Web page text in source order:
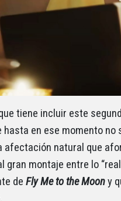
tiene incluir este
hasta en ese momento
afectación natural que
gran montaje entre lo
de Fly Me to the Moony